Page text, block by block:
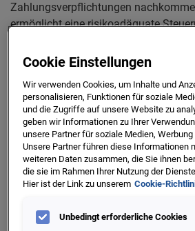
Zahlungsverpflichtungen
ermöglicht eine risikoadäquate
entsprechend guter Bonität können so
Mittels dieses Scorings können
entscheiden, wie die
weiter ausgestaltet werden soll, z.B.
Onlinehandel je nach Bonität der
Zahlart angeboten wird oder zu
Kreditsuchender mit einem
Cookie Einstellungen
Wir verwenden Cookies, um Inhalte und
personalisieren, Funktionen für soziale
und die Zugriffe auf unsere Website zu
geben wir Informationen zu Ihrer
unsere Partner für soziale Medien,
Unsere Partner führen diese Informationen
weiteren Daten zusammen, die Sie ihnen
die sie im Rahmen Ihrer Nutzung der
Hier ist der Link zu unserem Cookie-
Unbedingt erforderliche Cookies